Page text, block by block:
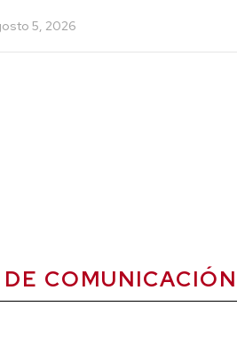
5, 2026
COMUNICACIÓN